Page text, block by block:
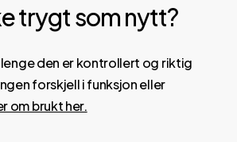
trygt som nytt?
lenge den er kontrollert og riktig
forskjell i funksjon eller
om brukt her.